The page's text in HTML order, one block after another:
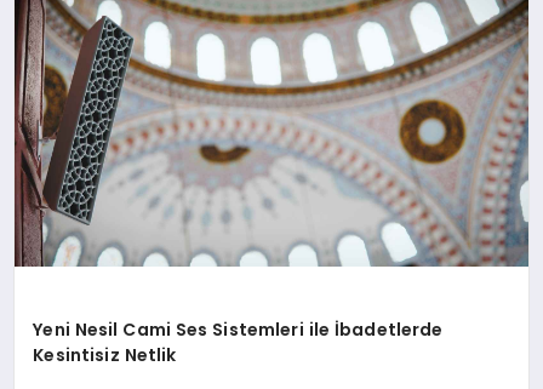
Yeni Nesil Cami Ses Sistemleri ile İbadetlerde
Kesintisiz Netlik